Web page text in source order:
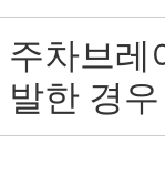
주차브레
발한 경우